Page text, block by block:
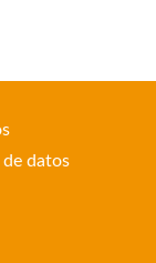
datos